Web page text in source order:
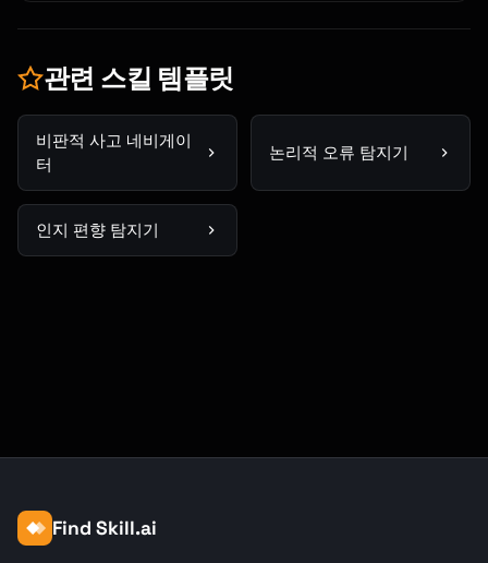
관련 스킬 템플릿
비판적 사고 네비게이
터
논리적 오류 탐지기
인지 편향 탐지기
Find Skill.ai